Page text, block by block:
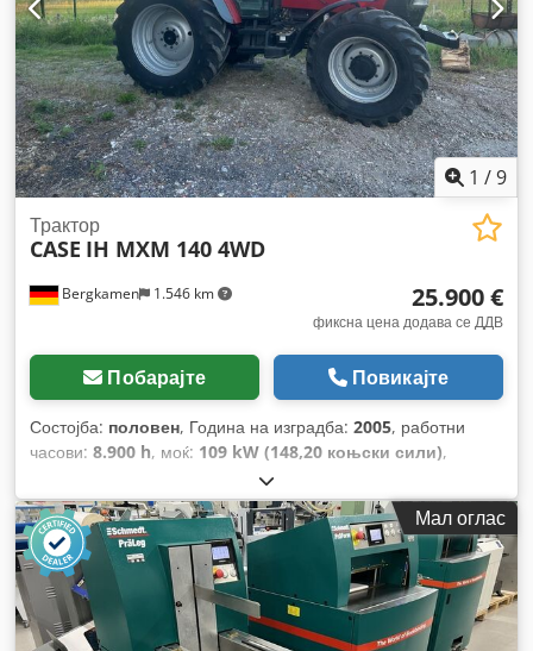
1 /9
Bergkamen 1.546 km
Трактор
CASE IH MXM 140 4WD
25.900 €
фиксна цена додава се ДДВ
Побарајте Повикајте
Состојба: половен, Година на изградба: 2005, работни
часови: 8.900 h, моќ: 109 kW (148,20 коњски сили),
ABS, кабина, клима уред, погон на сите тркала
Мал оглас